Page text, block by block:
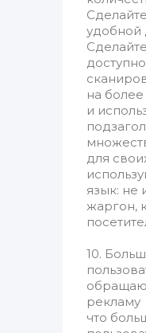
удобной
на
и
для
язык: не
жаргон,
10.
рекламу
что